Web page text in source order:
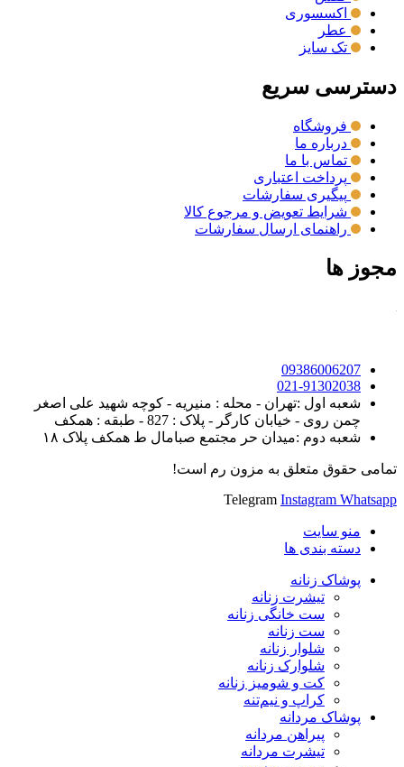
اکسسوری
عطر
تک سایز
دسترسی سریع
فروشگاه
درباره ما
تماس با ما
پرداخت اعتباری
پیگیری سفارشات
شرایط تعویض و مرجوع کالا
راهنمای ارسال سفارشات
مجوز ها
09386006207
021-91302038
شعبه اول :تهران - محله : منیریه - کوچه شهید علی اصغر
چمن روی - خیابان کارگر - پلاک : 827 - طبقه : همکف
شعبه دوم :میدان حر مجتمع صبامال ط همکف پلاک ۱۸
تمامی حقوق متعلق به مزون رم است!
Telegram Instagram Whatsapp
منو سایت
دسته بندی ها
پوشاک زنانه
تیشرت زنانه
ست خانگی زنانه
ست زنانه
شلوار زنانه
شلوارک زنانه
کت و شومیز زنانه
کراپ و نیم‌تنه
پوشاک مردانه
پیراهن مردانه
تیشرت مردانه